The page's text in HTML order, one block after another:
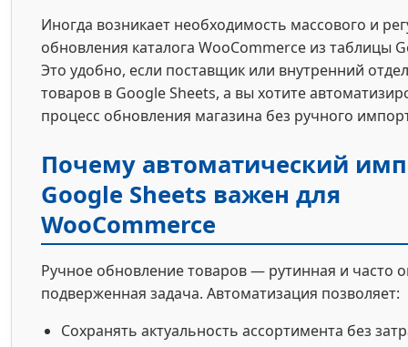
Иногда возникает необходимость массового и
обновления каталога WooCommerce из таблицы
Это удобно, если поставщик или внутренний
товаров в Google Sheets, а вы хотите
процесс обновления магазина без ручного
Почему автоматический
Google Sheets важен для
WooCommerce
Ручное обновление товаров — рутинная и часто
подверженная задача. Автоматизация позволяет:
Сохранять актуальность ассортимента без